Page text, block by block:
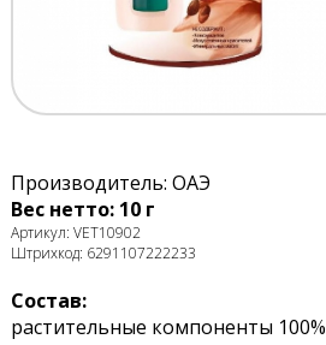
Производитель: ОАЭ
Вес нетто: 10 г
Артикул: VET10902
Штрихкод: 6291107222233
Состав:
растительные компоненты 100%